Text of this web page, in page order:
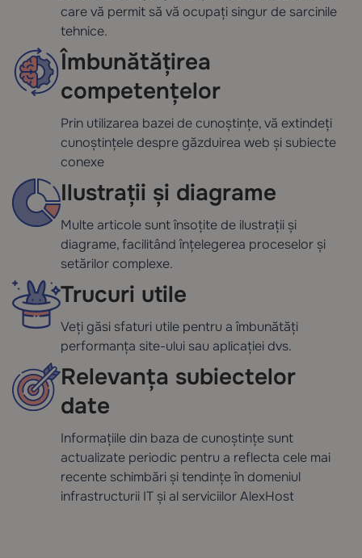
care vă permit să vă ocupați singur de sarcinile
tehnice.
Îmbunătățirea
competențelor
Prin utilizarea bazei de cunoștințe, vă extindeți
cunoștințele despre găzduirea web și subiecte
conexe
Ilustrații și diagrame
Multe articole sunt însoțite de ilustrații și
diagrame, facilitând înțelegerea proceselor și
setărilor complexe.
Trucuri utile
Veți găsi sfaturi utile pentru a îmbunătăți
performanța site-ului sau aplicației dvs.
Relevanța subiectelor
date
Informațiile din baza de cunoștințe sunt
actualizate periodic pentru a reflecta cele mai
recente schimbări și tendințe în domeniul
infrastructurii IT și al serviciilor AlexHost